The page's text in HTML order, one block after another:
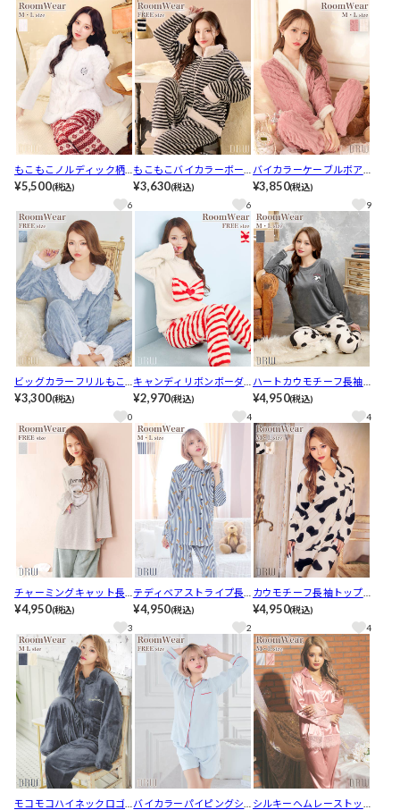
もこもこノルディック柄
トップス&ロングパンツル
¥5,500(税込)
6
もこもこバイカラーボー
ダージップトップス&ロン
グパンツルームウェア
¥3,630(税込)
6
バイカラーケーブルボア
トップス&ロングパンツル
¥3,850(税込)
9
ビッグカラーフリルもこ
もこトップス&ロングパン
¥3,300(税込)
0
キャンディリボンボーダ
ーもこもこトップス&ロン
グパンツルームウェア
¥2,970(税込)
4
ハートカウモチーフ長袖
トップス&ロングパンツル
¥4,950(税込)
4
チャーミングキャット長
袖トップス&ふわふわロン
グパンツルームウェア
¥4,950(税込)
3
テディベアストライプ長
袖トップス&ロングパンツ
¥4,950(税込)
2
カウモチーフ長袖トップ
ス&ロングパンツルームウ
¥4,950(税込)
4
モコモコハイネックロゴ バイカラーパイピングシ シルキーヘムレーストッ